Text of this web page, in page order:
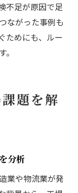
不足が原因で足
ながった事例も
ためにも、ルー
題を解
分析
業や物流業が発